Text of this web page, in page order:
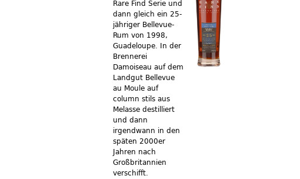
Rare Find Serie und
dann gleich ein 25-
jähriger Bellevue-
Rum von 1998,
Guadeloupe. In der
Brennerei
Damoiseau auf dem
Landgut Bellevue
au Moule auf
column stils aus
Melasse destilliert
und dann
irgendwann in den
späten 2000er
Jahren nach
Großbritannien
verschifft.